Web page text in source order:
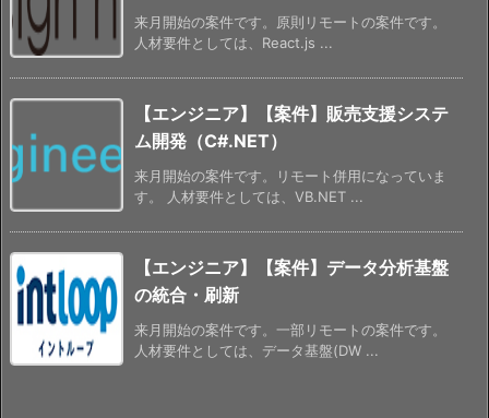
来月開始の案件です。原則リモートの案件です。
人材要件としては、React.js ...
【エンジニア】【案件】販売支援システ
ム開発（C#.NET）
来月開始の案件です。リモート併用になっていま
す。 人材要件としては、VB.NET ...
【エンジニア】【案件】データ分析基盤
の統合・刷新
来月開始の案件です。一部リモートの案件です。
人材要件としては、データ基盤(DW ...